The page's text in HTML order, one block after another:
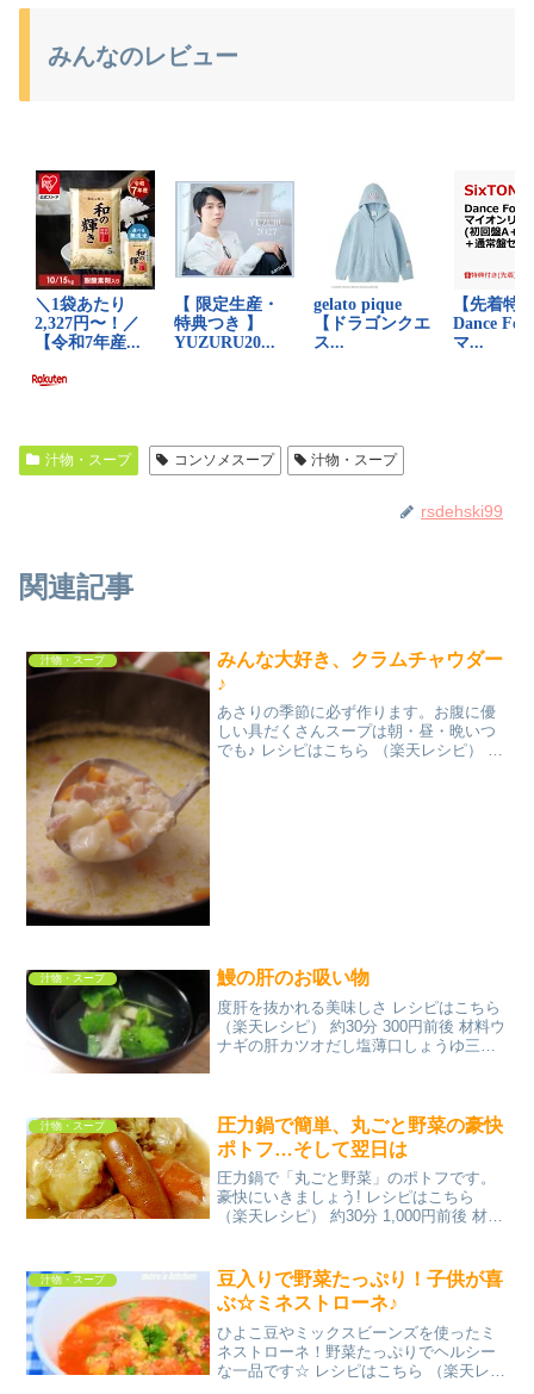
みんなのレビュー
汁物・スープ コンソメスープ 汁物・スープ
rsdehski99
関連記事
汁物・スープ
みんな大好き、クラムチャウダー
♪
あさりの季節に必ず作ります。お腹に優
しい具だくさんスープは朝・昼・晩いつ
でも♪ レシピはこちら （楽天レシピ） 指
汁物・スープ 鰻の肝のお吸い物
度肝を抜かれる美味しさ レシピはこちら
（楽天レシピ） 約30分 300円前後 材料ウ
ナギの肝カツオだし塩薄口しょうゆ三つ
汁物・スープ
圧力鍋で簡単、丸ごと野菜の豪快
ポトフ…そして翌日は
圧力鍋で「丸ごと野菜」のポトフです。
豪快にいきましょう! レシピはこちら
（楽天レシピ） 約30分 1,000円前後 材料
（ブロックだと）じゃがいも（メークイ
ーン）人参玉...
汁物・スープ
豆入りで野菜たっぷり！子供が喜
ぶ☆ミネストローネ♪
ひよこ豆やミックスビーンズを使ったミ
ネストローネ！野菜たっぷりでヘルシー
な一品です☆ レシピはこちら （楽天レシ